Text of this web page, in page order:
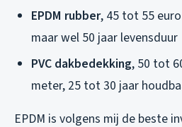
EPDM rubber, 45 tot 55
maar wel 50 jaar levensduur
PVC dakbedekking, 50 tot
meter, 25 tot 30 jaar
EPDM is volgens mij de beste